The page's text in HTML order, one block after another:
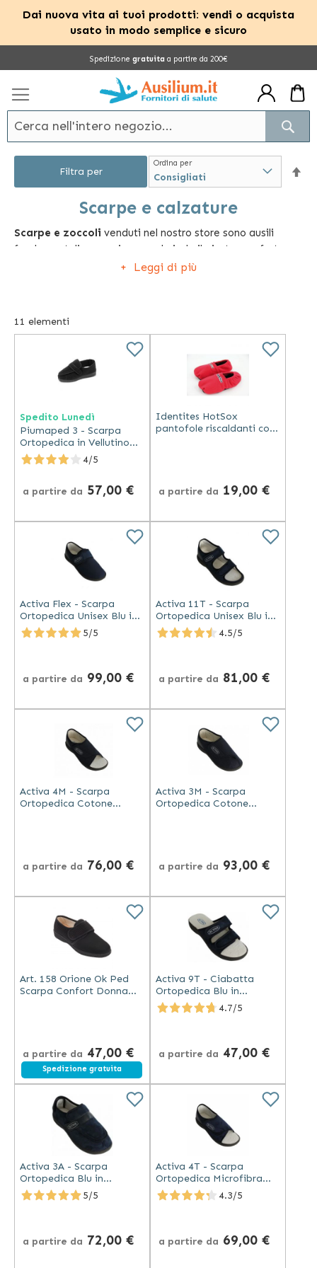
Dai nuova vita ai tuoi prodotti: vendi o acquista
usato in modo semplice e sicuro
Spedizione gratuita a partire da 200€
Scarpe e calzature
Scarpe e zoccoli venduti nel nostro store sono ausili
fondamentali per assicurare al piede il giusto comfort,
senza dimenticare la necessità di conferire il necessario
uomo, donna o unisex, queste calzature sono realizzate
con fondi antiscivolo e caratteristiche che ne
incrementano la sicurezza, anche da parte di anziani e
disabili. Con plantare estraibile e calzate variabili, siamo
certi che all’interno del nostro catalogo discarpe e
soddisfare le tue esigenze di deambulazione.
Leggi di più
11 elementi
Ordina per
Spedito Lunedì
Piumaped 3 - Scarpa
Ortopedica in Vellutino
Nero con Velcro
4/5
a partire da 57,00 €
Identites HotSox
pantofole riscaldanti con
a partire da 19,00 €
Activa Flex - Scarpa
Ortopedica Unisex Blu in
Seta-Flex Elasticizzato
5/5
a partire da 99,00 €
Activa 11T - Scarpa
Ortopedica Unisex Blu in
Microfibra
4.5/5
a partire da 81,00 €
Activa 4M - Scarpa
Ortopedica Cotone
a partire da 76,00 €
Activa 3M - Scarpa
Ortopedica Cotone
a partire da 93,00 €
Art. 158 Orione Ok Ped
Scarpa Confort Donna
a partire da 47,00 €
Spedizione gratuita
Activa 9T - Ciabatta
Ortopedica Blu in
Microfibra Traspirante
4.7/5
a partire da 47,00 €
Activa 3A - Scarpa
Ortopedica Blu in
Microfibra Traspirante
5/5
a partire da 72,00 €
Activa 4T - Scarpa
Ortopedica Microfibra
Traspirante
4.3/5
a partire da 69,00 €
Filtra per